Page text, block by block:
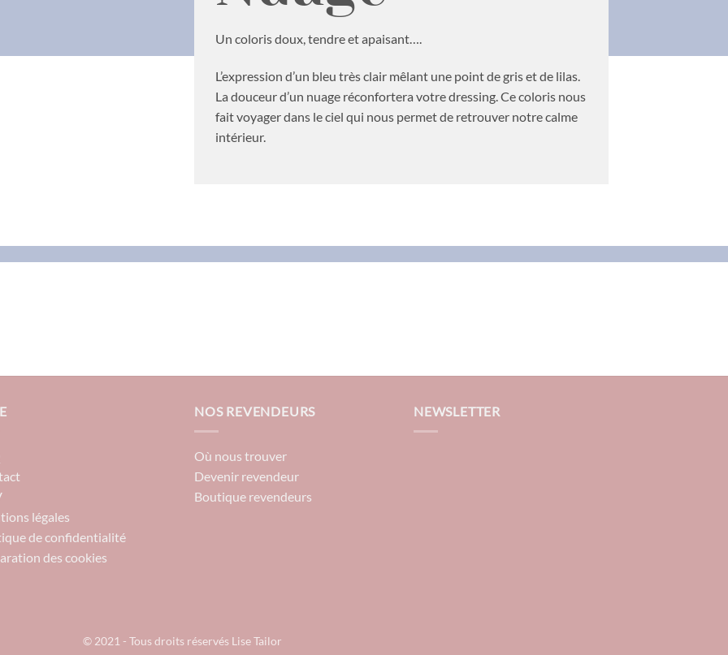
Un coloris doux, tendre et apaisant….
L’expression d’un bleu très clair mêlant une point de gris et de lilas.
La douceur d’un nuage réconfortera votre dressing. Ce coloris nous
fait voyager dans le ciel qui nous permet de retrouver notre calme
intérieur.
légales
de confidentialité
des cookies
NOS REVENDEURS
Où nous trouver
Devenir revendeur
Boutique revendeurs
NEWSLETTER
© 2021 - Tous droits réservés Lise Tailor